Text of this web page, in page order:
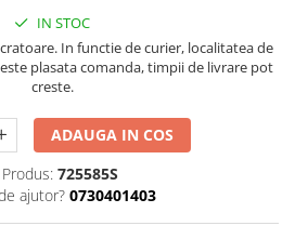
IN STOC
In functie de curier, localitatea de
plasata comanda, timpii de livrare pot
creste.
ADAUGA IN COS
725585S
ajutor? 0730401403